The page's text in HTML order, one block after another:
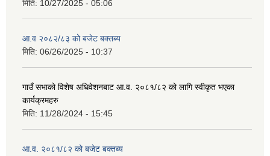
मिति: 10/27/2025 - 05:06
आ.व २०८२/८३ को बजेट बक्तब्य
मिति: 06/26/2025 - 10:37
गाउँ सभाको विशेष अधिवेशनबाट आ.व. २०८१/८२ को लागि स्वीकृत भएका
कार्यक्रमहरु
मिति: 11/28/2024 - 15:45
आ.व. २०८१/८२ को बजेट बक्तब्य